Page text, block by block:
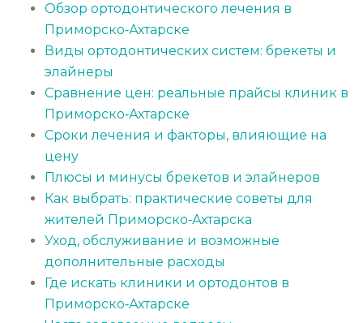
Обзор ортодонтического лечения в
Приморско‑Ахтарске
Виды ортодонтических систем: брекеты и
элайнеры
Сравнение цен: реальные прайсы клиник в
Приморско‑Ахтарске
Сроки лечения и факторы, влияющие на
цену
Плюсы и минусы брекетов и элайнеров
Как выбрать: практические советы для
жителей Приморско‑Ахтарска
Уход, обслуживание и возможные
дополнительные расходы
Где искать клиники и ортодонтов в
Приморско‑Ахтарске